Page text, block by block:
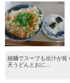
細麺でスープも出汁が良
天うどんとおに...